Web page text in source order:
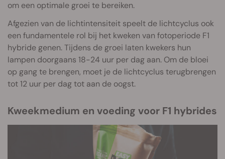
om een optimale groei te bereiken.
Afgezien van de lichtintensiteit speelt de lichtcyclus ook
een fundamentele rol bij het kweken van fotoperiode F1
hybride genen. Tijdens de groei laten kwekers hun
lampen doorgaans 18-24 uur per dag aan. Om de bloei
op gang te brengen, moet je de lichtcyclus terugbrengen
tot 12 uur per dag tot aan de oogst.
Kweekmedium en voeding voor F1 hybrides